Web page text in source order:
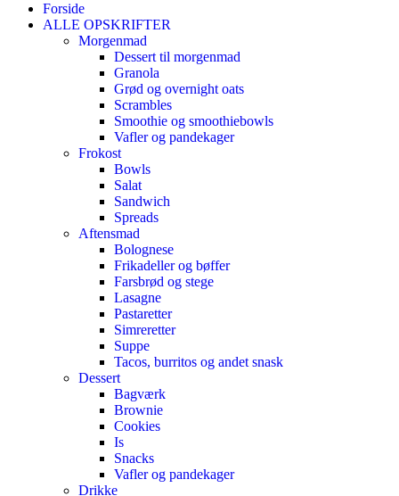
Forside
ALLE OPSKRIFTER
Morgenmad
Dessert til morgenmad
Granola
Grød og overnight oats
Scrambles
Smoothie og smoothiebowls
Vafler og pandekager
Frokost
Bowls
Salat
Sandwich
Spreads
Aftensmad
Bolognese
Frikadeller og bøffer
Farsbrød og stege
Lasagne
Pastaretter
Simreretter
Suppe
Tacos, burritos og andet snask
Dessert
Bagværk
Brownie
Cookies
Is
Snacks
Vafler og pandekager
Drikke